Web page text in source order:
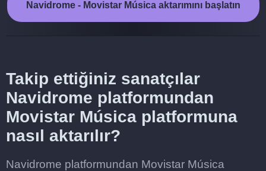
Navidrome - Movistar Música aktarımını başlatın
Takip ettiğiniz sanatçılar
Navidrome platformundan
Movistar Música platformuna
nasıl aktarılır?
Navidrome platformundan Movistar Música